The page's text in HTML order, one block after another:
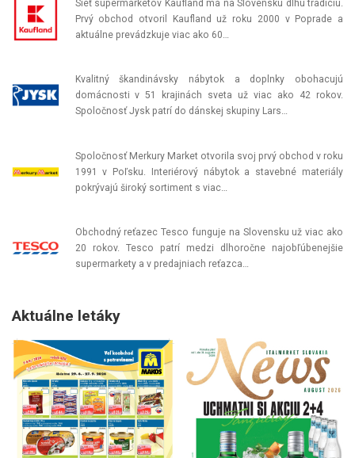
Sieť supermarketov Kaufland má na Slovensku dlhú tradíciu.
Prvý obchod otvoril Kaufland už roku 2000 v Poprade a
aktuálne prevádzkuje viac ako 60…
Kvalitný škandinávsky nábytok a doplnky obohacujú
domácnosti v 51 krajinách sveta už viac ako 42 rokov.
Spoločnosť Jysk patrí do dánskej skupiny Lars…
Spoločnosť Merkury Market otvorila svoj prvý obchod v roku
1991 v Poľsku. Interiérový nábytok a stavebné materiály
pokrývajú široký sortiment s viac…
Obchodný reťazec Tesco funguje na Slovensku už viac ako
20 rokov. Tesco patrí medzi dlhoročne najobľúbenejšie
supermarkety a v predajniach reťazca…
Aktuálne letáky